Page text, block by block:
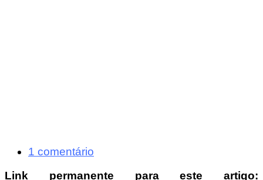
1 comentário
Link permanente para este artigo: